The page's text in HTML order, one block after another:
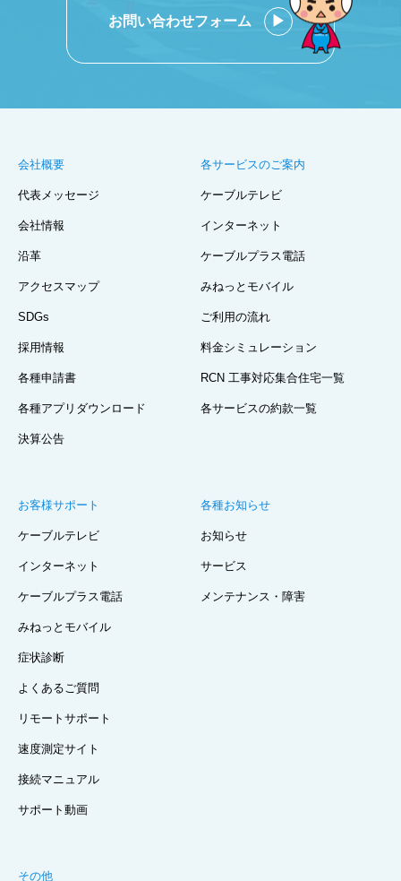
お問い合わせフォーム
会社概要
代表メッセージ
会社情報
沿革
アクセスマップ
SDGs
採用情報
各種申請書
各種アプリダウンロード
決算公告
各サービスのご案内
ケーブルテレビ
インターネット
ケーブルプラス電話
みねっとモバイル
ご利用の流れ
料金シミュレーション
RCN 工事対応集合住宅一覧
各サービスの約款一覧
お客様サポート
ケーブルテレビ
インターネット
ケーブルプラス電話
みねっとモバイル
症状診断
よくあるご質問
リモートサポート
速度測定サイト
接続マニュアル
サポート動画
各種お知らせ
お知らせ
サービス
メンテナンス・障害
その他